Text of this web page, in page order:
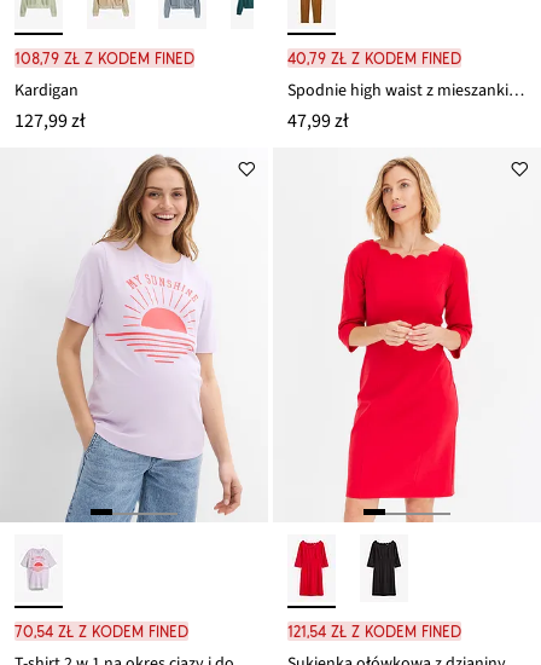
108,79 zł z kodem FINED
Kardigan
127,99 zł
40,79 zł z kodem FINED
Spodnie high waist z mieszanki lnu z wiskozą, o skróconej długości
47,99 zł
70,54 zł z kodem FINED 121,54 zł z kodem FINED